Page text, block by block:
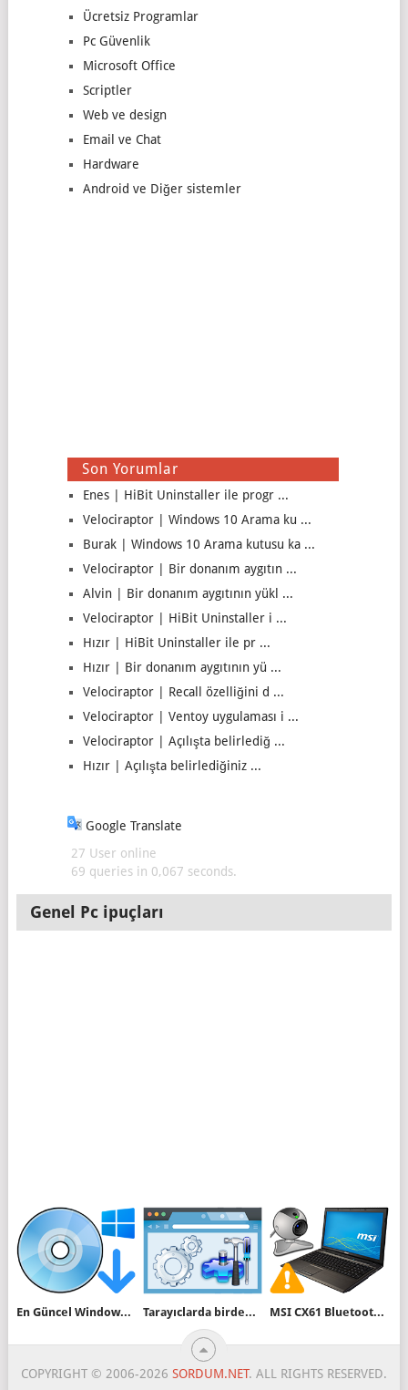
Ücretsiz Programlar
Pc Güvenlik
Microsoft Office
Scriptler
Web ve design
Email ve Chat
Hardware
Android ve Diğer sistemler
Son Yorumlar
Enes | HiBit Uninstaller ile progr ...
Velociraptor | Windows 10 Arama ku ...
Burak | Windows 10 Arama kutusu ka ...
Velociraptor | Bir donanım aygıtın ...
Alvin | Bir donanım aygıtının yükl ...
Velociraptor | HiBit Uninstaller i ...
Hızır | HiBit Uninstaller ile pr ...
Hızır | Bir donanım aygıtının yü ...
Velociraptor | Recall özelliğini d ...
Velociraptor | Ventoy uygulaması i ...
Velociraptor | Açılışta belirlediğ ...
Hızır | Açılışta belirlediğiniz ...
Google Translate
27 User online
69 queries in 0,067 seconds.
Genel Pc ipuçları
En Güncel Windows ISO dosyasını Microsofttan indir Tarayıclarda birden fazla sekmede aynı işlemi yapın MSI CX61 Bluetooth ve kamera sorunlarına çözüm
COPYRIGHT © 2006-2026 SORDUM.NET. ALL RIGHTS RESERVED.